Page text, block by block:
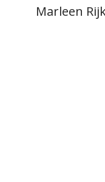
Marleen